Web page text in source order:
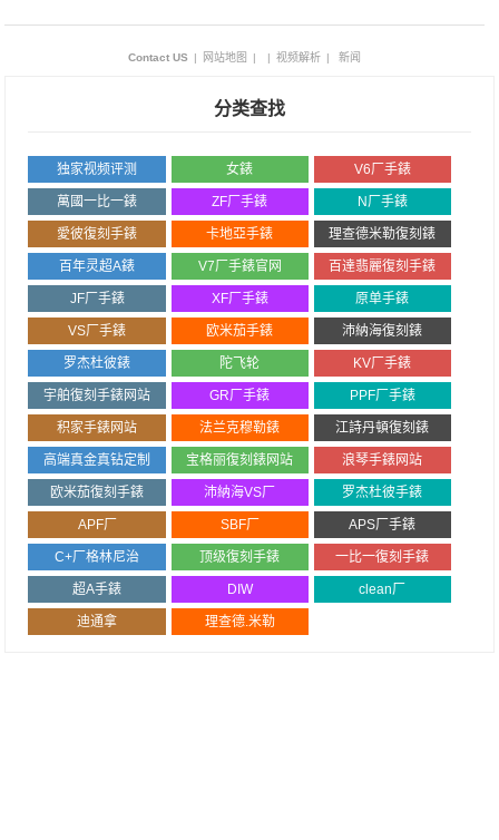
Contact US | 网站地图 | | 视频解析 | 新闻
分类查找
独家视频评测 女錶 V6厂手錶
萬國一比一錶 ZF厂手錶 N厂手錶
愛彼復刻手錶 卡地亞手錶 理查德米勒復刻錶
百年灵超A錶 V7厂手錶官网 百達翡麗復刻手錶
JF厂手錶 XF厂手錶 原单手錶
VS厂手錶 欧米茄手錶 沛納海復刻錶
罗杰杜彼錶 陀飞轮 KV厂手錶
宇舶復刻手錶网站 GR厂手錶 PPF厂手錶
积家手錶网站 法兰克穆勒錶 江詩丹頓復刻錶
高端真金真钻定制 宝格丽復刻錶网站 浪琴手錶网站
欧米茄復刻手錶 沛納海VS厂 罗杰杜彼手錶
APF厂 SBF厂 APS厂手錶
C+厂格林尼治 顶级復刻手錶 一比一復刻手錶
超A手錶 DIW clean厂
迪通拿 理查德.米勒